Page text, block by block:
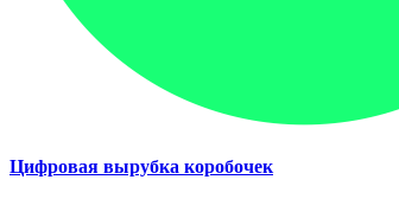
Цифровая вырубка коробочек